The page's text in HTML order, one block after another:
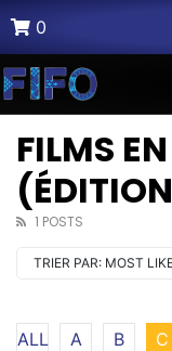
0
FILMS
1 POSTS
TRIER PAR: MOST
ALL A B C